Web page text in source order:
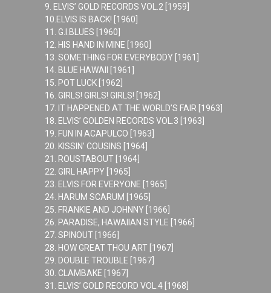
9. ELVIS’ GOLD RECORDS VOL.2 [1959]
10.ELVIS IS BACK! [1960]
11. G.I.BLUES [1960]
12. HIS HAND IN MINE [1960]
13. SOMETHING FOR EVERYBODY [1961]
14. BLUE HAWAII [1961]
15. POT LUCK [1962]
16. GIRLS! GIRLS! GIRLS! [1962]
17. IT HAPPENED AT THE WORLD’S FAIR [1963]
18. ELVIS’ GOLDEN RECORDS VOL.3 [1963]
19. FUN IN ACAPULCO [1963]
20. KISSIN’ COUSINS [1964]
21. ROUSTABOUT [1964]
22. GIRL HAPPY [1965]
23. ELVIS FOR EVERYONE [1965]
24. HARUM SCARUM [1965]
25. FRANKIE AND JOHNNY [1966]
26. PARADISE, HAWAIIAN STYLE [1966]
27. SPINOUT [1966]
28. HOW GREAT THOU ART [1967]
29. DOUBLE TROUBLE [1967]
30. CLAMBAKE [1967]
31. ELVIS’ GOLD RECORD VOL.4 [1968]